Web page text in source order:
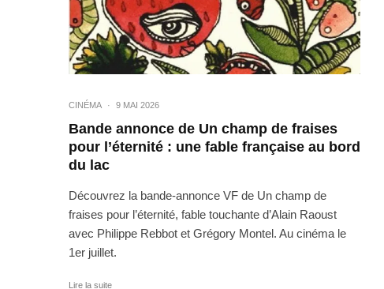
CINÉMA · 9 MAI 2026
Bande annonce de Un champ de fraises
pour l’éternité : une fable française au bord
du lac
Découvrez la bande-annonce VF de Un champ de
fraises pour l’éternité, fable touchante d’Alain Raoust
avec Philippe Rebbot et Grégory Montel. Au cinéma le
1er juillet.
Lire la suite